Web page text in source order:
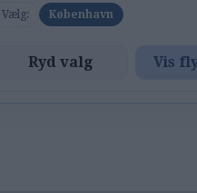
Vælg: København
Ryd valg Vis